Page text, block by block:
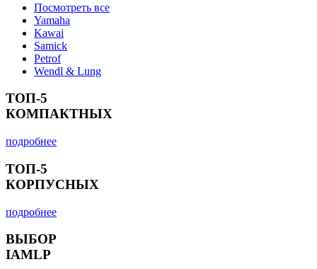
Посмотреть все
Yamaha
Kawai
Samick
Petrof
Wendl & Lung
ТОП-5
КОМПАКТНЫХ
подробнее
ТОП-5
КОРПУСНЫХ
подробнее
ВЫБОР
IAMLP